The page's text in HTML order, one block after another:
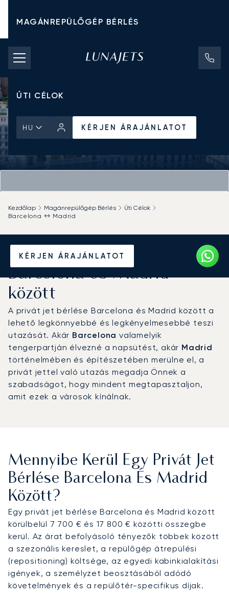
MAGÁNREPÜLŐGÉP BÉRLÉS
CHARTER ÁRAK
MAGÁNREPÜLŐGÉPEK
ÚTI CÉLOK
HU KÉRJEN ÁRAJÁNLATOT
KÉRJEN ÁRAJÁNLATOT
Kezdőlap Magánrepülőgép Bérlés
Úti Célok
Barcelona ↔ Madrid
Béreljen magánrepülőt
Barcelona és Madrid
között
A privát jet bérlése Barcelona és Madrid között a
lehető legkönnyebbé és legkényelmesebbé teszi
utazását. Akár Barcelona valamelyik
tengerpartján élvezné a napsütést, akár Madrid
történelmében és építészetében merülne el, a
privát jettel való utazás megadja Önnek a
szabadságot, hogy mindent megtapasztaljon,
amit ezek a városok kínálnak.
Mennyibe Kerül Egy Privát Jet
Bérlése Barcelona És Madrid
Között?
Egy privát jet bérlése Barcelona és Madrid között
körülbelül 7 700 € és 17 800 € közötti összegbe
kerül. Az árat befolyásoló tényezők többek között
a szezonális kereslet, a repülőgép átrepülési
(repositioning) költsége, az egyedi kabinkialakítási
igények, a személyzet beosztásából adódó
követelmények és a repülőtér-specifikus díjak.